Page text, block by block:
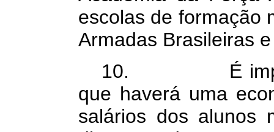
escolas de formação
Armadas Brasileiras
10. É
que haverá uma
salários dos alunos